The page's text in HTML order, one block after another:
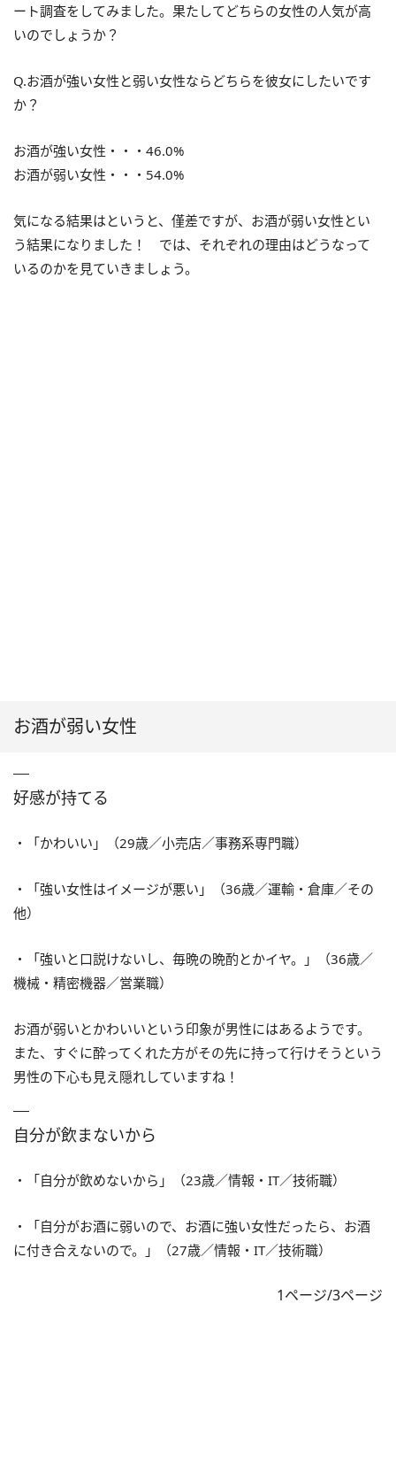
ート調査をしてみました。果たしてどちらの女性の人気が高
いのでしょうか？
Q.お酒が強い女性と弱い女性ならどちらを彼女にしたいです
か？
お酒が強い女性・・・46.0%
お酒が弱い女性・・・54.0%
気になる結果はというと、僅差ですが、お酒が弱い女性とい
う結果になりました！ では、それぞれの理由はどうなって
いるのかを見ていきましょう。
お酒が弱い女性
好感が持てる
・「かわいい」（29歳／小売店／事務系専門職）
・「強い女性はイメージが悪い」（36歳／運輸・倉庫／その
他）
・「強いと口説けないし、毎晩の晩酌とかイヤ。」（36歳／
機械・精密機器／営業職）
お酒が弱いとかわいいという印象が男性にはあるようです。
また、すぐに酔ってくれた方がその先に持って行けそうという
男性の下心も見え隠れしていますね！
自分が飲まないから
・「自分が飲めないから」（23歳／情報・IT／技術職）
・「自分がお酒に弱いので、お酒に強い女性だったら、お酒
に付き合えないので。」（27歳／情報・IT／技術職）
1ページ/3ページ